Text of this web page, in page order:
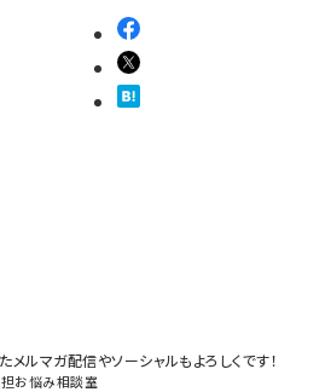
ルマガ配信やソーシャルもよろしくです！
担お悩み相談室